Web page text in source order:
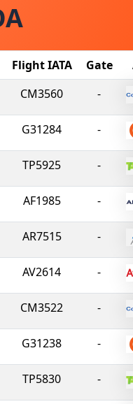
Flight IATA Gate
CM3560 -
G31284 -
TP5925 -
AF1985 -
AR7515 -
AV2614 -
CM3522 -
G31238 -
TP5830 -